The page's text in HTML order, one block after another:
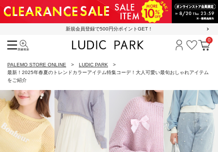
新規会員登録で500円分ポイントGET！
ログイン
お気に
カ
0
PALEMO STORE ONLINE
LUDIC PARK
最新！2025年春夏のトレンドカラーアイテム特集コーデ！大人可愛い最旬おしゃれアイテム
をご紹介